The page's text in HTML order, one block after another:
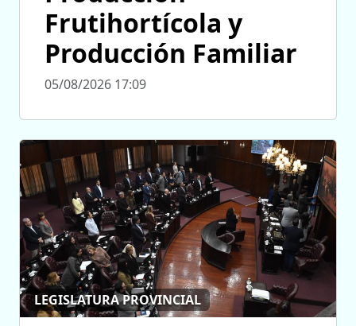
Frutihortícola y
Producción Familiar
05/08/2026 17:09
LEGISLATURA PROVINCIAL